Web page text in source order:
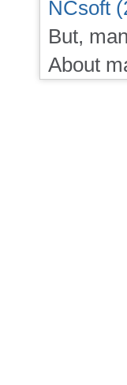
NCsoft
But,
About